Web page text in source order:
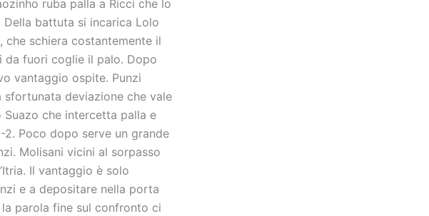
ruba palla a Ricci che lo
battuta si incarica Lolo
che schiera costantemente il
da fuori coglie il palo. Dopo
vantaggio ospite. Punzi
deviazione che vale
Suazo che intercetta palla e
2. Poco dopo serve un grande
Molisani vicini al sorpasso
Il vantaggio è solo
e a depositare nella porta
parola fine sul confronto ci